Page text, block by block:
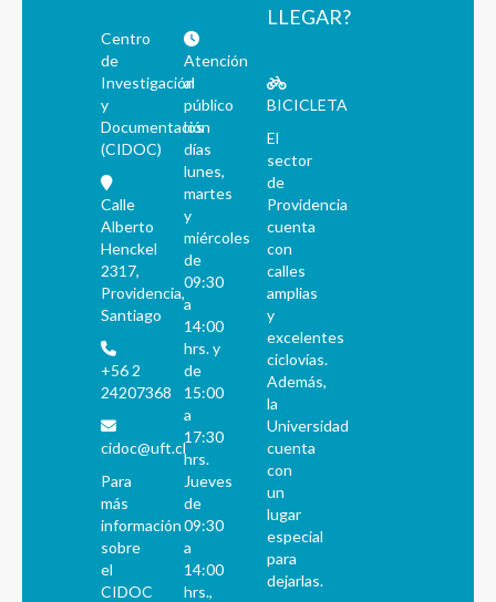
Centro
de
Investigación
y
Documentación
(CIDOC)
Calle
Alberto
Henckel
2317,
Providencia,
Santiago
+56 2
24207368
cidoc@uft.cl
Para
más
información
sobre
el
CIDOC
Atención
al
público
los
días
lunes,
martes
y
miércoles
de
09:30
a
14:00
hrs. y
de
15:00
a
17:30
hrs.
Jueves
de
09:30
a
14:00
hrs.,
LLEGAR?
BICICLETA
El
sector
de
Providencia
cuenta
con
calles
amplias
y
excelentes
ciclovías.
Además,
la
Universidad
cuenta
con
un
lugar
especial
para
dejarlas.